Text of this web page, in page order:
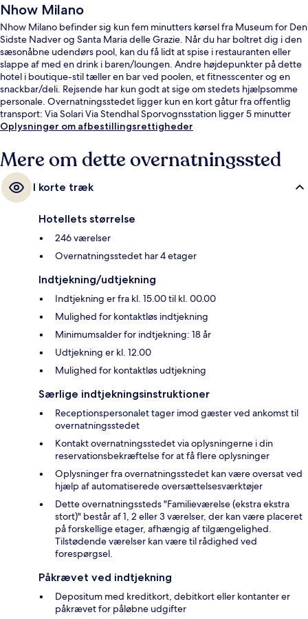
Nhow Milano
Nhow Milano befinder sig kun fem minutters kørsel fra Museum for Den
Sidste Nadver og Santa Maria delle Grazie. Når du har boltret dig i den
sæsonåbne udendørs pool, kan du få lidt at spise i restauranten eller
slappe af med en drink i baren/loungen. Andre højdepunkter på dette
hotel i boutique-stil tæller en bar ved poolen, et fitnesscenter og en
snackbar/deli. Rejsende har kun godt at sige om stedets hjælpsomme
personale. Overnatningsstedet ligger kun en kort gåtur fra offentlig
transport: Via Solari Via Stendhal Sporvognsstation ligger 5 minutter
væk og Ponte Guido Crepax Station ligger 8 minutter derfra.
Oplysninger om afbestillingsrettigheder
Mere om dette overnatningssted
I korte træk
Hotellets størrelse
246 værelser
Overnatningsstedet har 4 etager
Indtjekning/udtjekning
Indtjekning er fra kl. 15.00 til kl. 00.00
Mulighed for kontaktløs indtjekning
Minimumsalder for indtjekning: 18 år
Udtjekning er kl. 12.00
Mulighed for kontaktløs udtjekning
Særlige indtjekningsinstruktioner
Receptionspersonalet tager imod gæster ved ankomst til
overnatningsstedet
Kontakt overnatningsstedet via oplysningerne i din
reservationsbekræftelse for at få flere oplysninger
Oplysninger fra overnatningsstedet kan være oversat ved
hjælp af automatiserede oversættelsesværktøjer
Dette overnatningssteds "Familieværelse (ekstra ekstra
stort)" består af 1, 2 eller 3 værelser, der kan være placeret
på forskellige etager, afhængig af tilgængelighed.
Tilstødende værelser kan være til rådighed ved
forespørgsel.
Påkrævet ved indtjekning
Depositum med kreditkort, debitkort eller kontanter er
påkrævet for påløbne udgifter